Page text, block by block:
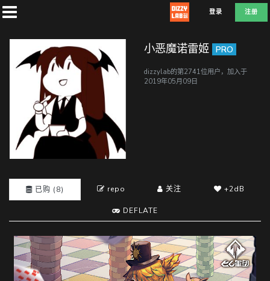
登录 注册
社
换
DEFLATE
小恶魔诺雷姬 PRO
dizzylab的第2741位用户，加入于
2019年05月09日
已购 (8) repo 关注 +2dB
DEFLATE